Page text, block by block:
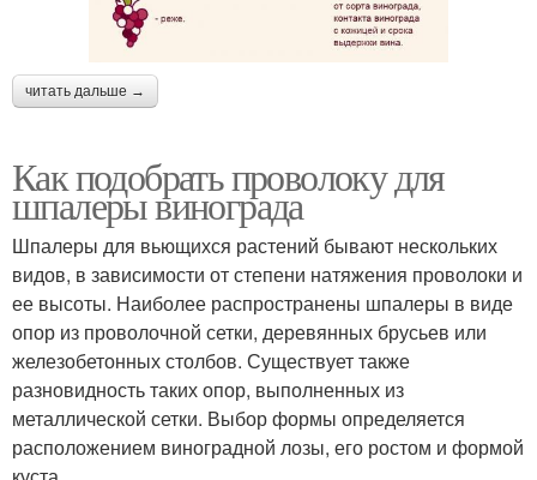
читать дальше →
Как подобрать проволоку для
шпалеры винограда
Шпалеры для вьющихся растений бывают нескольких
видов, в зависимости от степени натяжения проволоки и
ее высоты. Наиболее распространены шпалеры в виде
опор из проволочной сетки, деревянных брусьев или
железобетонных столбов. Существует также
разновидность таких опор, выполненных из
металлической сетки. Выбор формы определяется
расположением виноградной лозы, его ростом и формой